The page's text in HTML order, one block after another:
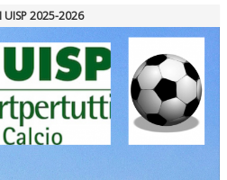
UISP 2025-2026